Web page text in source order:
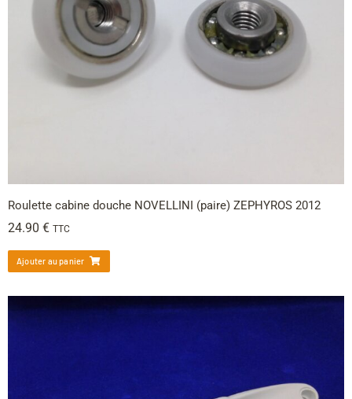
Roulette cabine douche NOVELLINI (paire) ZEPHYROS 2012
24.90 € TTC
Ajouter au panier